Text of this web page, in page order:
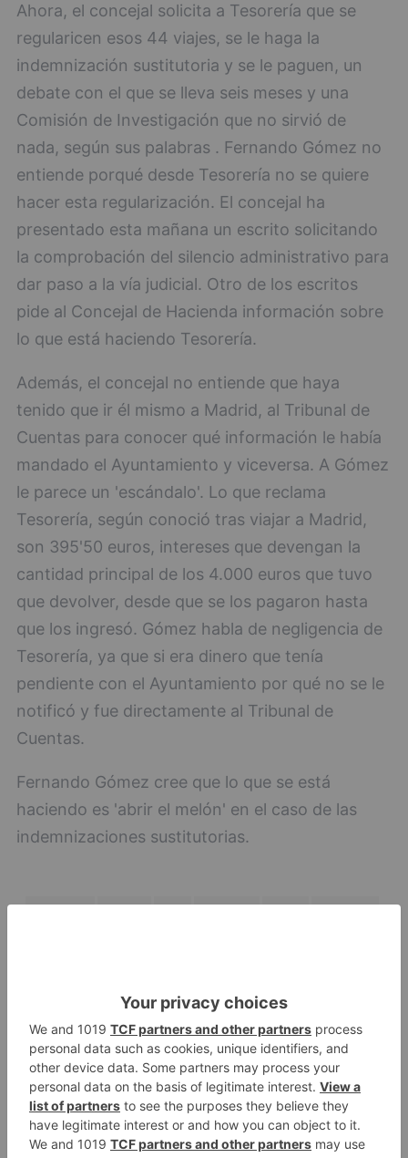
Ahora, el concejal solicita a Tesorería que se
regularicen esos 44 viajes, se le haga la
indemnización sustitutoria y se le paguen, un
debate con el que se lleva seis meses y una
Comisión de Investigación que no sirvió de
nada, según sus palabras . Fernando Gómez no
entiende porqué desde Tesorería no se quiere
hacer esta regularización. El concejal ha
presentado esta mañana un escrito solicitando
la comprobación del silencio administrativo para
dar paso a la vía judicial. Otro de los escritos
pide al Concejal de Hacienda información sobre
lo que está haciendo Tesorería.
Además, el concejal no entiende que haya
tenido que ir él mismo a Madrid, al Tribunal de
Cuentas para conocer qué información le había
mandado el Ayuntamiento y viceversa. A Gómez
le parece un 'escándalo'. Lo que reclama
Tesorería, según conoció tras viajar a Madrid,
son 395'50 euros, intereses que devengan la
cantidad principal de los 4.000 euros que tuvo
que devolver, desde que se los pagaron hasta
que los ingresó. Gómez habla de negligencia de
Tesorería, ya que si era dinero que tenía
pendiente con el Ayuntamiento por qué no se le
notificó y fue directamente al Tribunal de
Cuentas.
Fernando Gómez cree que lo que se está
haciendo es 'abrir el melón' en el caso de las
indemnizaciones sustitutorias.
fernando gómez tila chapuza labor
tesorería
LO + VISTO
1
Barrio (PSOE) denuncia que la
apertura del Castillo responde a
“una foto” y no a la culminación
del proyecto
2
El poblado de El Encuentro de